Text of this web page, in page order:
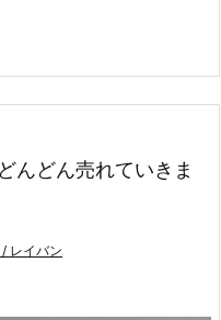
んどん売れていきま
レイバン